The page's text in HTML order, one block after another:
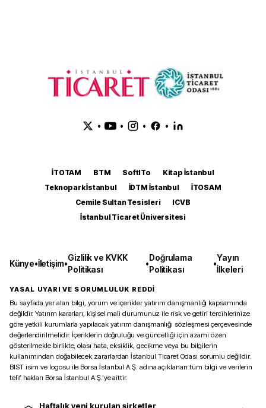
• • • •
İTOTAM BTM SoftITo
Kitap İstanbul
Teknopark İstanbul
İDTM İstanbul
İTOSAM
Cemile Sultan Tesisleri
ICVB
İstanbul Ticaret Üniversitesi
Künye•İletişim•
Gizlilik ve KVKK
Politikası
•
Doğrulama
Politikası
•
Yayın
İlkeleri
YASAL UYARI VE SORUMLULUK REDDİ
Bu sayfada yer alan bilgi, yorum ve içerikler yatırım danışmanlığı kapsamında
değildir. Yatırım kararları, kişisel mali durumunuz ile risk ve getiri tercihlerinize
göre yetkili kurumlarla yapılacak yatırım danışmanlığı sözleşmesi çerçevesinde
değerlendirilmelidir. İçeriklerin doğruluğu ve güncelliği için azami özen
gösterilmekle birlikte, olası hata, eksiklik, gecikme veya bu bilgilerin
kullanımından doğabilecek zararlardan İstanbul Ticaret Odası sorumlu değildir.
BIST isim ve logosu ile Borsa İstanbul A.Ş. adına açıklanan tüm bilgi ve verilerin
telif hakları Borsa İstanbul A.Ş.’ye aittir.
Haftalık yeni kurulan şirketler